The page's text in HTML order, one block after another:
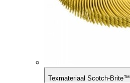
Texmateriaal Scotch-Brite™